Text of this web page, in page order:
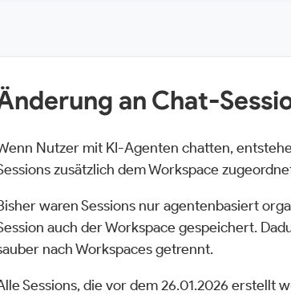
an Chat-
Nutzer mit KI-Agenten chatten,
zusätzlich dem Workspace
waren Sessions nur agentenbasiert
auch der Workspace gespeichert.
nach Workspaces getrennt.
Sessions, die vor dem 26.01.2026 erstellt